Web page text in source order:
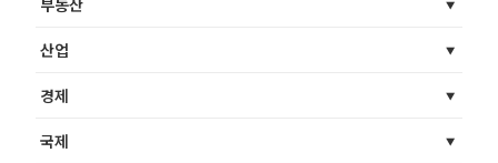
산업
경제
국제